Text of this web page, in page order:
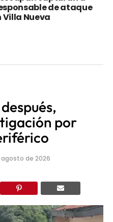
de ataque
Nueva
por
de 2026